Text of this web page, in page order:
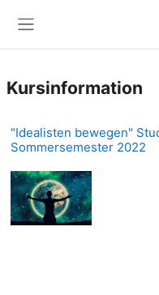
Kursinformation
"Idealisten bewegen"
Sommersemester 2022